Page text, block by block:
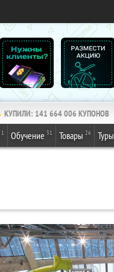
КУПИЛИ: 141 664 006 КУПОНОВ
1 Обучение 31 Товары 26 Туры